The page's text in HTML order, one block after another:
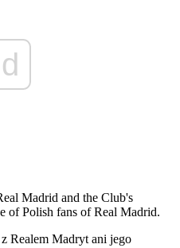
Madrid and the Club's
of Polish fans of Real Madrid.
Realem Madryt ani jego